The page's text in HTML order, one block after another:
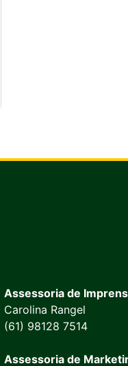
Assessoria de
Carolina Rangel
(61) 98128 7514
Assessoria de